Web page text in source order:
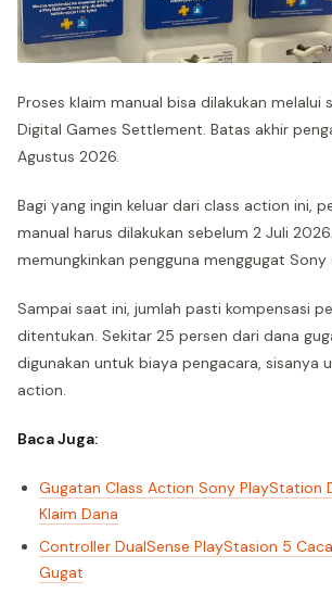
Proses klaim manual bisa dilakukan melalui
Digital Games Settlement. Batas akhir
Agustus 2026.
Bagi yang ingin keluar dari class action ini,
manual harus dilakukan sebelum 2 Juli
memungkinkan pengguna menggugat Sony
Sampai saat ini, jumlah pasti kompensasi
ditentukan. Sekitar 25 persen dari dana
digunakan untuk biaya pengacara, sisanya
action.
Baca Juga:
Gugatan Class Action Sony PlayStation
Klaim Dana
Controller DualSense PlayStasion 5
Gugat